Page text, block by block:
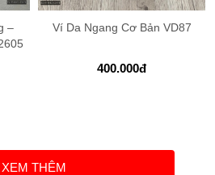
–
Ví Da Ngang Cơ Bản VD87
400.000đ
XEM THÊM